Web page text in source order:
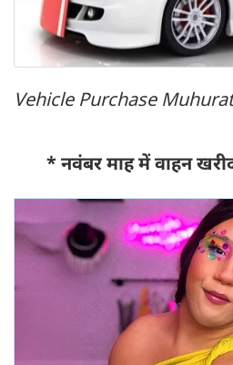
Vehicle Purchase Muhurat
* नवंबर माह में वाहन